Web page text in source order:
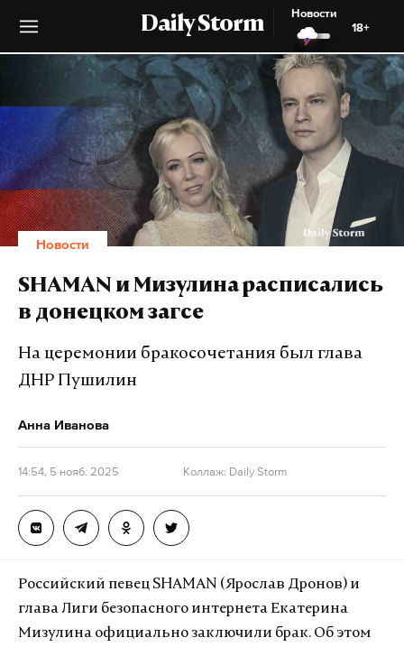
Daily Storm
Новости
18+
Новости
SHAMAN и Мизулина расписались
в донецком загсе
На церемонии бракосочетания был глава
ДНР Пушилин
Анна Иванова
14:54, 5 нояб. 2025 Коллаж: Daily Storm
Российский певец SHAMAN (Ярослав Дронов) и
глава Лиги безопасного интернета Екатерина
Мизулина официально заключили брак. Об этом